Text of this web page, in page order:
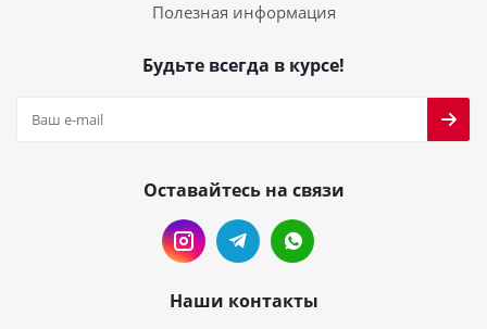
Полезная информация
Будьте всегда в курсе!
Оставайтесь на связи
Наши контакты